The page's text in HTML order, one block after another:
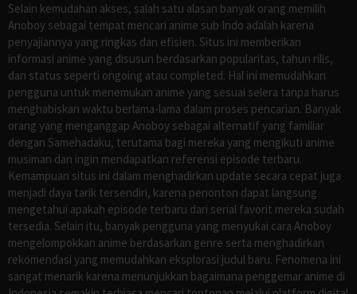
Selain kemudahan akses, salah satu alasan banyak orang memilih
Anoboy sebagai tempat mencari anime sub Indo adalah karena
penyajiannya yang ringkas dan efisien. Situs ini memberikan
informasi anime yang disusun berdasarkan popularitas, tahun rilis,
dan status seperti ongoing atau completed. Hal ini memudahkan
pengguna untuk menemukan anime yang sesuai selera tanpa harus
menghabiskan waktu berlama-lama dalam proses pencarian. Banyak
orang yang menganggap Anoboy sebagai alternatif yang familiar
dengan Samehadaku, terutama bagi mereka yang mengikuti anime
musiman dan ingin mendapatkan referensi episode terbaru.
Kemampuan situs ini dalam menghadirkan update secara cepat juga
menjadi daya tarik tersendiri, karena penonton dapat langsung
mengetahui apakah episode terbaru dari serial favorit mereka sudah
tersedia. Selain itu, banyak pengguna yang menyukai cara Anoboy
mengelompokkan anime berdasarkan genre serta menghadirkan
rekomendasi yang memudahkan eksplorasi judul baru. Fenomena ini
sangat menarik karena menunjukkan bagaimana penggemar anime di